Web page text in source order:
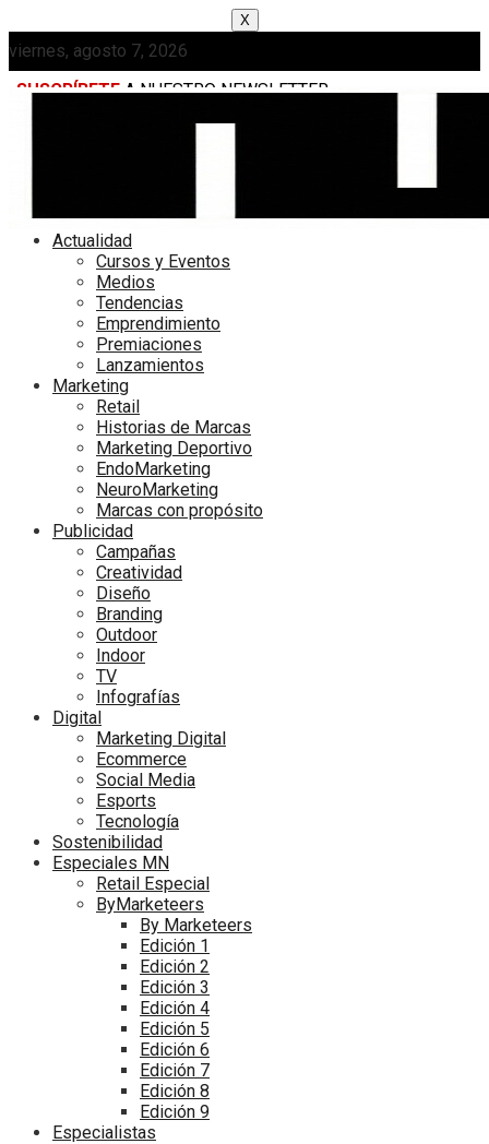
X
viernes, agosto 7, 2026
SUSCRÍBETE A NUESTRO NEWSLETTER
Actualidad
Cursos y Eventos
Medios
Tendencias
Emprendimiento
Premiaciones
Lanzamientos
Marketing
Retail
Historias de Marcas
Marketing Deportivo
EndoMarketing
NeuroMarketing
Marcas con propósito
Publicidad
Campañas
Creatividad
Diseño
Branding
Outdoor
Indoor
TV
Infografías
Digital
Marketing Digital
Ecommerce
Social Media
Esports
Tecnología
Sostenibilidad
Especiales MN
Retail Especial
ByMarketeers
By Marketeers
Edición 1
Edición 2
Edición 3
Edición 4
Edición 5
Edición 6
Edición 7
Edición 8
Edición 9
Especialistas